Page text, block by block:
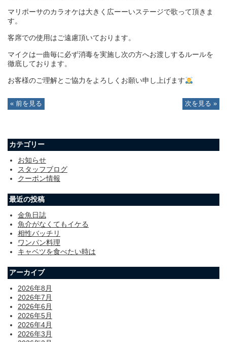
マリポーサのカラオケは大きく広ーーいステージで歌って頂きま
す。
客席での使用はご遠慮頂いております。
マイクは一曲毎に必ず消毒を実施し次の方へお渡しするルールを
徹底しております。
お客様のご理解とご協力をよろしくお願い申し上げます
« 前を見る 次を見る »
カテゴリー
お知らせ
スタッフブログ
クーポン情報
最近の投稿
金魚日誌
魚介がなくてもイケる
相性バッチリ
ワンパン料理
キャベツを食べたい時は
アーカイブ
2026年8月
2026年7月
2026年6月
2026年5月
2026年4月
2026年3月